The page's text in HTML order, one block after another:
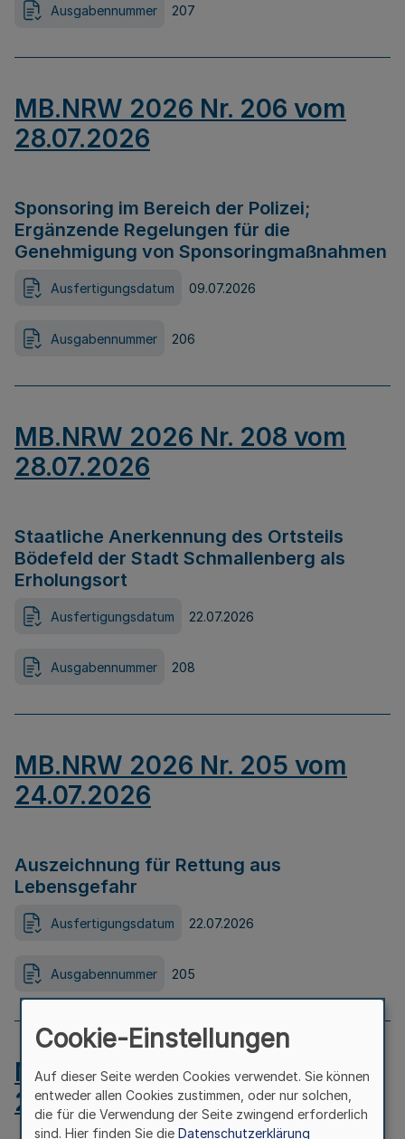
Ausgabennummer 207
MB.NRW 2026 Nr. 206 vom
28.07.2026
Sponsoring im Bereich der Polizei;
Ergänzende Regelungen für die
Genehmigung von Sponsoringmaßnahmen
Ausfertigungsdatum 09.07.2026
Ausgabennummer 206
MB.NRW 2026 Nr. 208 vom
28.07.2026
Staatliche Anerkennung des Ortsteils
Bödefeld der Stadt Schmallenberg als
Erholungsort
Ausfertigungsdatum 22.07.2026
Ausgabennummer 208
MB.NRW 2026 Nr. 205 vom
24.07.2026
Auszeichnung für Rettung aus
Lebensgefahr
Ausfertigungsdatum 22.07.2026
Ausgabennummer 205
MB.NRW 2026 Nr. 204 vom
24.07.2026
Cookie-Einstellungen
Auf dieser Seite werden Cookies verwendet. Sie können
entweder allen Cookies zustimmen, oder nur solchen,
die für die Verwendung der Seite zwingend erforderlich
sind. Hier finden Sie die Datenschutzerklärung